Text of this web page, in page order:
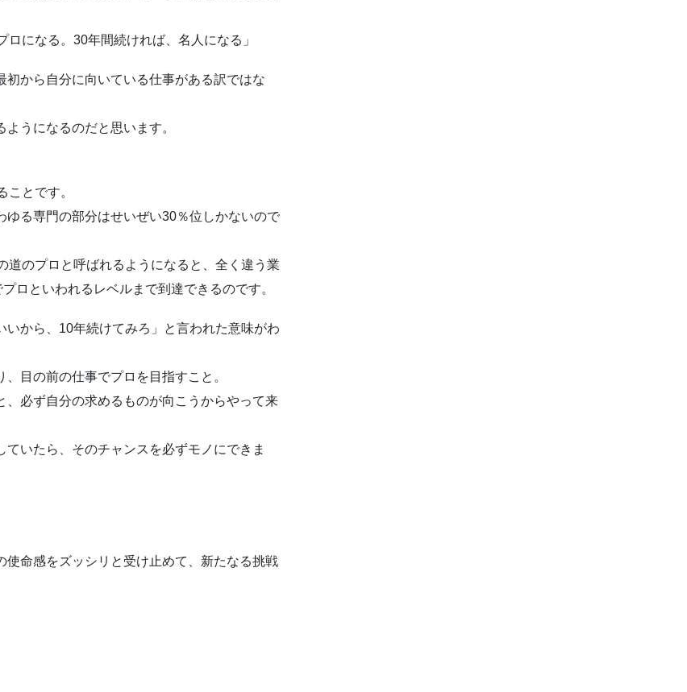
ロになる。30年間続ければ、名人になる」
から自分に向いている仕事がある訳ではな
うになるのだと思います。
とです。
る専門の部分はせいぜい30％位しかないので
道のプロと呼ばれるようになると、全く違う業
ロといわれるレベルまで到達できるのです。
から、10年続けてみろ」と言われた意味がわ
目の前の仕事でプロを目指すこと。
必ず自分の求めるものが向こうからやって来
いたら、そのチャンスを必ずモノにできま
命感をズッシリと受け止めて、新たなる挑戦